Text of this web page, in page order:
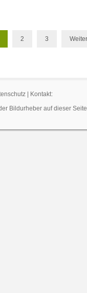
2 3
| Kontakt:
Bildurheber auf dieser